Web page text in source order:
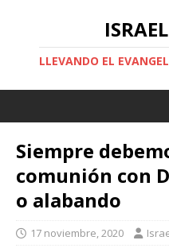
LLEVANDO EL
Siempre
comunión con
o alabando
17 noviembre, 2020